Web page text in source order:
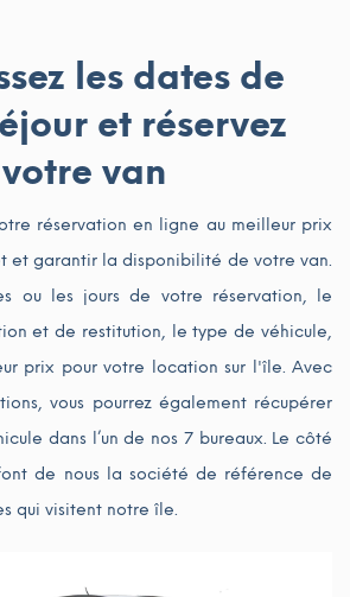
les dates de
et réservez
votre van
réservation en ligne au meilleur prix
et garantir la disponibilité de votre van.
ou les jours de votre réservation, le
et de restitution, le type de véhicule,
prix pour votre location sur l'île. Avec
vous pourrez également récupérer
dans l’un de nos 7 bureaux. Le côté
de nous la société de référence de
qui visitent notre île.